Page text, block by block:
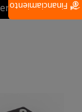
más
Financiamiento